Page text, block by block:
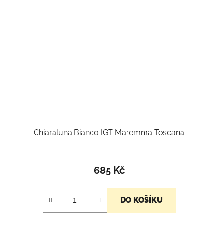
Chiaraluna Bianco IGT Maremma Toscana
685 Kč
DO KOŠÍKU